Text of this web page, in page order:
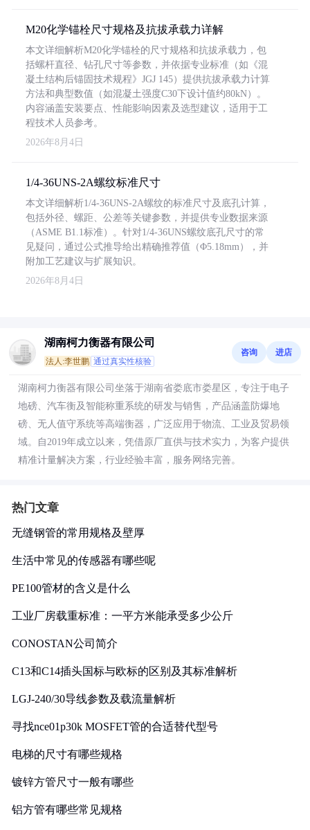
M20化学锚栓尺寸规格及抗拔承载力详解
本文详细解析M20化学锚栓的尺寸规格和抗拔承载力，包
括螺杆直径、钻孔尺寸等参数，并依据专业标准（如《混
凝土结构后锚固技术规程》JGJ 145）提供抗拔承载力计算
方法和典型数值（如混凝土强度C30下设计值约80kN）。
内容涵盖安装要点、性能影响因素及选型建议，适用于工
程技术人员参考。
2026年8月4日
1/4-36UNS-2A螺纹标准尺寸
本文详细解析1/4-36UNS-2A螺纹的标准尺寸及底孔计算，
包括外径、螺距、公差等关键参数，并提供专业数据来源
（ASME B1.1标准）。针对1/4-36UNS螺纹底孔尺寸的常
见疑问，通过公式推导给出精确推荐值（Φ5.18mm），并
附加工艺建议与扩展知识。
2026年8月4日
湖南柯力衡器有限公司
法人:李世鹏 通过真实性核验
咨询 进店
湖南柯力衡器有限公司坐落于湖南省娄底市娄星区，专注于电子
地磅、汽车衡及智能称重系统的研发与销售，产品涵盖防爆地
磅、无人值守系统等高端衡器，广泛应用于物流、工业及贸易领
域。自2019年成立以来，凭借原厂直供与技术实力，为客户提供
精准计量解决方案，行业经验丰富，服务网络完善。
热门文章
无缝钢管的常用规格及壁厚
生活中常见的传感器有哪些呢
PE100管材的含义是什么
工业厂房载重标准：一平方米能承受多少公斤
CONOSTAN公司简介
C13和C14插头国标与欧标的区别及其标准解析
LGJ-240/30导线参数及载流量解析
寻找nce01p30k MOSFET管的合适替代型号
电梯的尺寸有哪些规格
镀锌方管尺寸一般有哪些
铝方管有哪些常见规格